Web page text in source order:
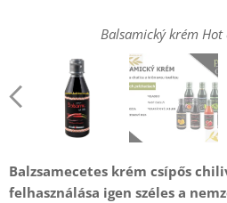
Balsamický krém
Košer
Balzsamecetes krém csípős
felhasználása igen széles a